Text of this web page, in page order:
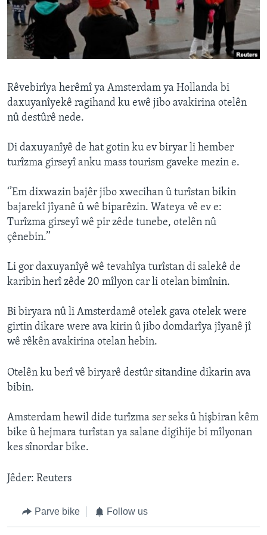
ÇAND Û HUNER
SERNIVÎS
SORANÎ
Learning English
FOLLOW US
Rêvebirîya herêmî ya Amsterdam ya Hollanda bi
daxuyanîyekê ragihand ku ewê jibo avakirina otelên
nû destûrê nede.
Di daxuyanîyê de hat gotin ku ev biryar li hember
turîzma girseyî anku mass tourism gaveke mezin e.
‘’Em dixwazin bajêr jibo xwecihan û turîstan bikin
bajarekî jîyanê û wê biparêzin. Wateya vê ev e:
Turîzma girseyî wê pir zêde tunebe, otelên nû
çênebin.’’
Li gor daxuyanîyê wê tevahîya turîstan di salekê de
karibin herî zêde 20 mîlyon car li otelan bimînin.
Bi biryara nû li Amsterdamê otelek gava otelek were
girtin dikare were ava kirin û jibo domdarîya jîyanê jî
wê rêkên avakirina otelan hebin.
Otelên ku berî vê biryarê destûr sitandine dikarin ava
bibin.
Amsterdam hewil dide turîzma ser seks û hişbiran kêm
bike û hejmara turîstan ya salane digihije bi mîlyonan
kes sînordar bike.
Jêder: Reuters
Parve bike Follow us